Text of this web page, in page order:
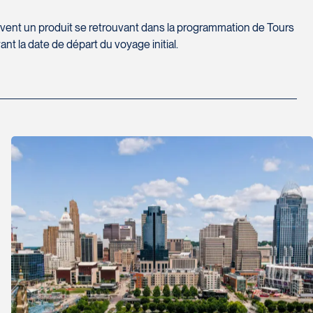
vous font bénéficier.
20) 5000 rue Girardin
un produit se retrouvant dans la programmation de Tours
la date de départ du voyage initial.